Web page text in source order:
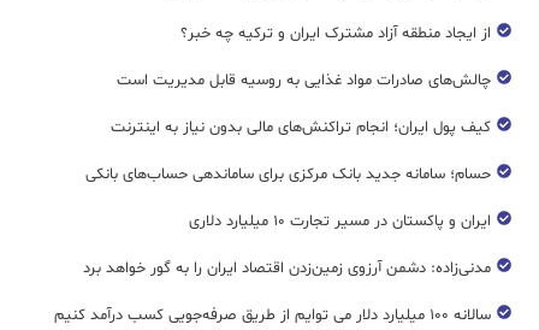
از ایجاد منطقه آزاد مشترک ایران و ترکیه چه خبر؟
چالش‌های صادرات مواد غذایی به روسیه قابل مدیریت است
کیف پول ایران؛ انجام تراکنش‌های مالی بدون نیاز به اینترنت
حسام؛ سامانه جدید بانک مرکزی برای ساماندهی حساب‌های بانکی
ایران و پاکستان در مسیر تجارت ۱۰ میلیارد دلاری
مدنی‌زاده: دشمن آرزوی زمین‌زدن اقتصاد ایران را به گور خواهد برد
سالانه ۱۰۰ میلیارد دلار می توایم از طریق صرفه‌جویی کسب درآمد کنیم